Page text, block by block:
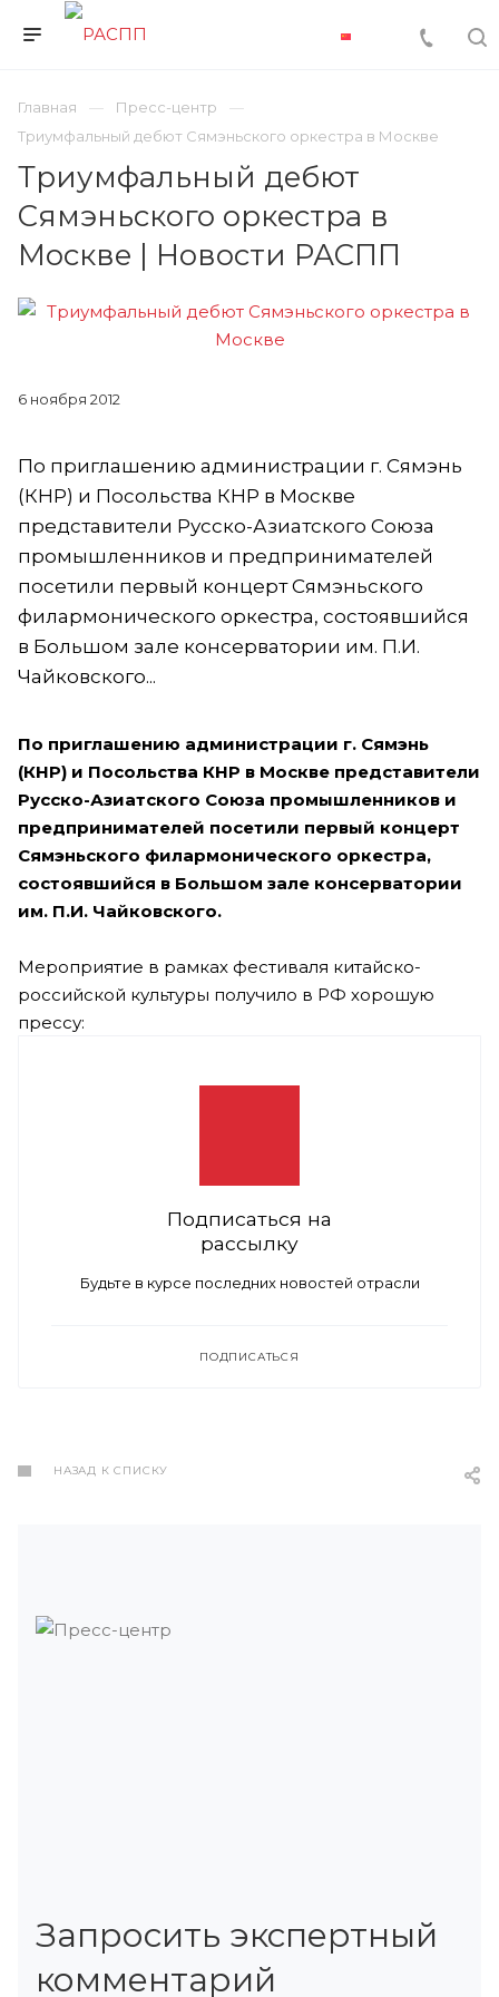
Главная
Пресс-центр
Триумфальный дебют Сямэньского оркестра в Москве
Триумфальный дебют
Сямэньского оркестра в
Москве | Новости РАСПП
6 ноября 2012
По приглашению администрации г. Сямэнь
(КНР) и Посольства КНР в Москве
представители Русско-Азиатского Союза
промышленников и предпринимателей
посетили первый концерт Сямэньского
филармонического оркестра, состоявшийся
в Большом зале консерватории им. П.И.
Чайковского...
По приглашению администрации г. Сямэнь
(КНР) и Посольства КНР в Москве представители
Русско-Азиатского Союза промышленников и
предпринимателей посетили первый концерт
Сямэньского филармонического оркестра,
состоявшийся в Большом зале консерватории
им. П.И. Чайковского.
Мероприятие в рамках фестиваля китайско-
российской культуры получило в РФ хорошую
прессу:
Подписаться на
рассылку
Будьте в курсе последних новостей отрасли
ПОДПИСАТЬСЯ
НАЗАД К СПИСКУ
Запросить экспертный
комментарий